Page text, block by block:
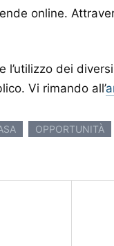
online.
dei
Vi rimando all’
OPPORTUNITÀ